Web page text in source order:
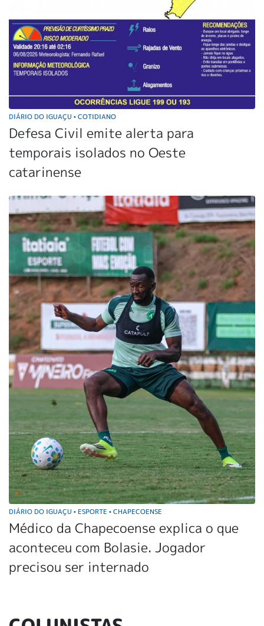
DIÁRIO DO IGUAÇU • COTIDIANO
Defesa Civil emite alerta para
temporais isolados no Oeste
catarinense
DIÁRIO DO IGUAÇU • ESPORTE • CHAPECOENSE
Médico da Chapecoense explica o que
aconteceu com Bolasie. Jogador
precisou ser internado